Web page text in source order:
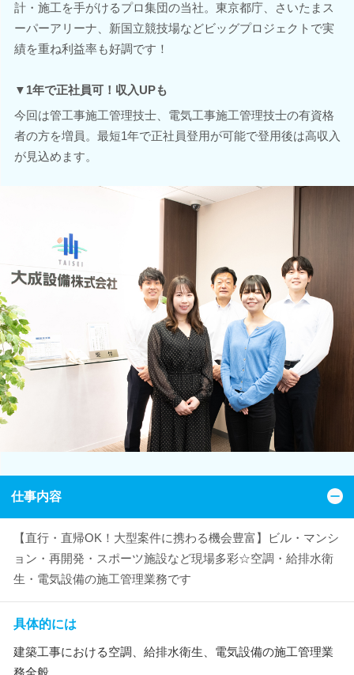
計・施工を手がけるプロ集団の当社。東京都庁、さいたまス
ーパーアリーナ、新国立競技場などビッグプロジェクトで実
績を重ね利益率も好調です！
▼1年で正社員可！収入UPも
今回は管工事施工管理技士、電気工事施工管理技士の有資格
者の方を増員。最短1年で正社員登用が可能で登用後は高収入
が見込めます。
仕事内容
【直行・直帰OK！大型案件に携わる機会豊富】ビル・マンシ
ョン・再開発・スポーツ施設など現場多彩☆空調・給排水衛
生・電気設備の施工管理業務です
具体的には
建築工事における空調、給排水衛生、電気設備の施工管理業
務全般